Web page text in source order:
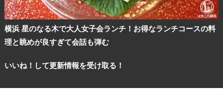
横浜 星のなる木で大人女子会ランチ！お得なランチコースの料
理と眺めが良すぎて会話も弾む
いいね！して更新情報を受け取る！
ブログ記事